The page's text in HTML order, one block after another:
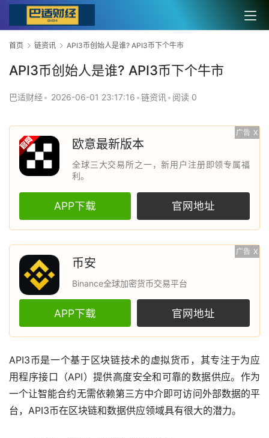
首页 链资讯 API3币创始人是谁? API3币下个牛市
API3币创始人是谁? API3币下个牛市
巴适财经• 2026-06-01 23:17:16 •链资讯 • 阅读 0
广告 X
欧意最新版本
全球三大交易所之一，新用户注册即领专属福
利。
APP下载 官网地址
广告 X
币安
Binance全球加密货币交易平台
APP下载 官网地址
API3币是一个基于区块链技术的虚拟货币 ，其专注于为应
用程序接口（API）提供高度安全和可靠的数据供应。作为
一个让智能合约无需依赖第三方中介即可访问外部数据的平
台，API3币在区块链和数据供应领域具有很大的潜力。